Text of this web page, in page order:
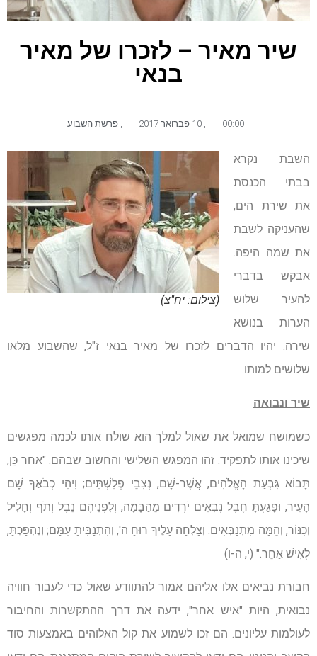
שיר מאיר – לזכרו של מאיר
בנאי
00:00 פרשת השבוע
(צילום: יח"צ)
השבת נקרא
בבתי הכנסת
את שירת הים,
שהעניקה לשבת
את שמה היפה.
אבקש בדברי
להעיר שלוש
הערות בנושא
שירה. יהיו הדברים לזכרו של מאיר בנאי ז"ל, שהשבוע מלאו
שלושים למותו.
שיר ונבואה
כשמושח שמואל את שאול למלך הוא שולח אותו לכמה מפגשים
שיכינו אותו לתפקיד. זהו המפגש השלישי והחשוב שבהם: "אַחַר כֵּן,
תָּבוֹא גִּבְעַת הָאֱלֹהִים, אֲשֶׁר-שָׁם, נְצִבֵי פְלִשְׁתִּים; וִיהִי כְבֹאֲךָ שָׁם
הָעִיר, וּפָגַעְתָּ חֶבֶל נְבִאִים יֹרְדִים מֵהַבָּמָה, וְלִפְנֵיהֶם נֵבֶל וְתֹף וְחָלִיל
וְכִנּוֹר, וְהֵמָּה מִתְנַבְּאִים. וְצָלְחָה עָלֶיךָ רוּחַ ה', וְהִתְנַבִּיתָ עִמָּם; וְנֶהְפַּכְתָּ,
לְאִישׁ אַחֵר." (י, ה-ו)
חבורת נביאים אלו אליהם אמור להתוודע שאול כדי לעבור חוויה
נבואית, היות "איש אחר", ידעה את דרך ההתקשרות והחיבור
לעולמות עליונים. הם זכו לשמוע את קול האלוהים באמצעות סוד